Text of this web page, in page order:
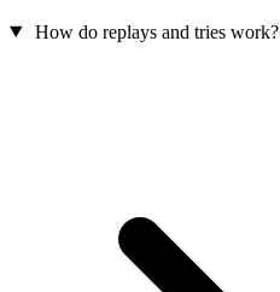
How do replays and tries work?